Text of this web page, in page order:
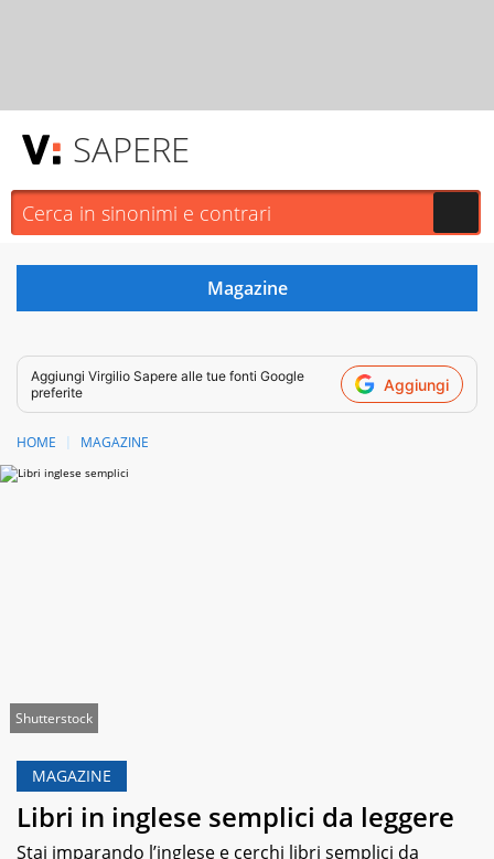
SAPERE
Aggiungi Virgilio Sapere alle tue fonti Google
preferite
Aggiungi
HOME MAGAZINE
Shutterstock
MAGAZINE
Libri in inglese semplici da leggere
Stai imparando l’inglese e cerchi libri semplici da